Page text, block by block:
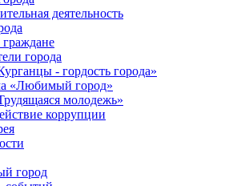
деятельность
города
- гордость города»
«Любимый город»
молодежь»
коррупции
город